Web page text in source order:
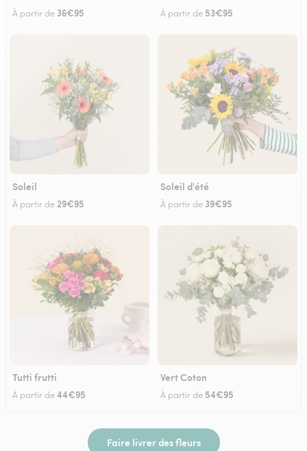
À partir de 36€95 À partir de 53€95
Soleil
À partir de29€95
Soleil d'été
À partir de 39€95
Tutti frutti
À partir de44€95
Vert Coton
À partir de 54€95
Faire livrer des fleurs